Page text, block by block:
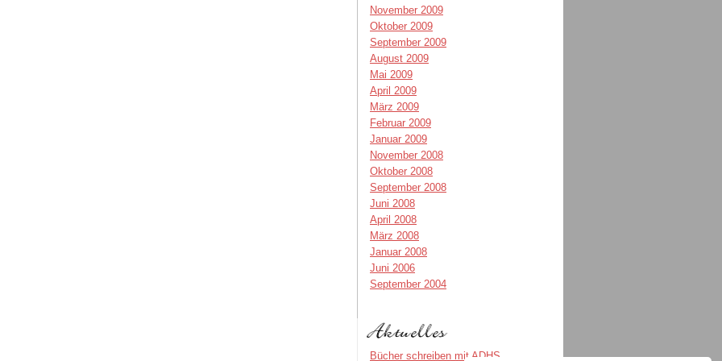
November 2009
Oktober 2009
September 2009
August 2009
Mai 2009
April 2009
März 2009
Februar 2009
Januar 2009
November 2008
Oktober 2008
September 2008
Juni 2008
April 2008
März 2008
Januar 2008
Juni 2006
September 2004
Bücher schreiben mit ADHS